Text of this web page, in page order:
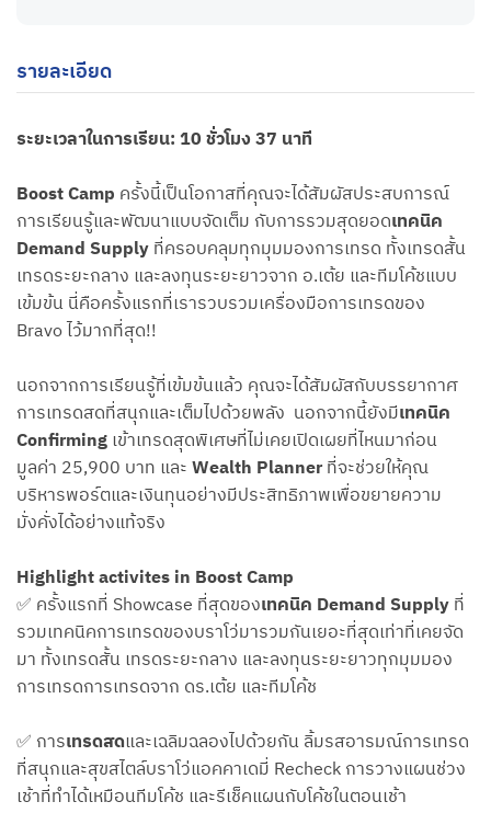
รายละเอียด
ระยะเวลาในการเรียน: 10 ชั่วโมง 37 นาที
Boost Camp ครั้งนี้เป็นโอกาสที่คุณจะได้สัมผัสประสบการณ์
การเรียนรู้และพัฒนาแบบจัดเต็ม กับการรวมสุดยอดเทคนิค
Demand Supplyที่ครอบคลุมทุกมุมมองการเทรด ทั้งเทรดสั้น
เทรดระยะกลาง และลงทุนระยะยาวจาก อ.เต้ย และทีมโค้ชแบบ
เข้มข้น นี่คือครั้งแรกที่เรารวบรวมเครื่องมือการเทรดของ
Bravo ไว้มากที่สุด!!
นอกจากการเรียนรู้ที่เข้มข้นแล้ว คุณจะได้สัมผัสกับบรรยากาศ
การเทรดสดที่สนุกและเต็มไปด้วยพลัง นอกจากนี้ยังมีเทคนิค
Confirmingเข้าเทรดสุดพิเศษที่ไม่เคยเปิดเผยที่ไหนมาก่อน
มูลค่า 25,900 บาท และWealth Plannerที่จะช่วยให้คุณ
บริหารพอร์ตและเงินทุนอย่างมีประสิทธิภาพเพื่อขยายความ
มั่งคั่งได้อย่างแท้จริง
Highlight activites in Boost Camp
✅ ครั้งแรกที่ Showcase ที่สุดของเทคนิค Demand Supplyที่
รวมเทคนิคการเทรดของบราโว่มารวมกันเยอะที่สุดเท่าที่เคยจัด
มา ทั้งเทรดสั้น เทรดระยะกลาง และลงทุนระยะยาวทุกมุมมอง
การเทรดการเทรดจาก ดร.เต้ย และทีมโค้ช
✅ การเทรดสดและเฉลิมฉลองไปด้วยกัน ลิ้มรสอารมณ์การเทรด
ที่สนุกและสุขสไตล์บราโว่แอคคาเดมี่ Recheck การวางแผนช่วง
เช้าที่ทำได้เหมือนทีมโค้ช และรีเช็คแผนกับโค้ชในตอนเช้า